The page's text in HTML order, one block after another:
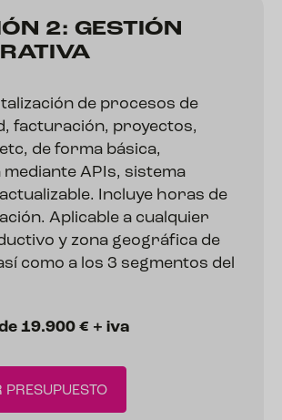
2: GESTIÓN
de procesos de
facturación, proyectos,
de forma básica,
APIs, sistema
Incluye horas de
Aplicable a cualquier
y zona geográfica de
como a los 3 segmentos del
19.900 € + iva
PRESUPUESTO